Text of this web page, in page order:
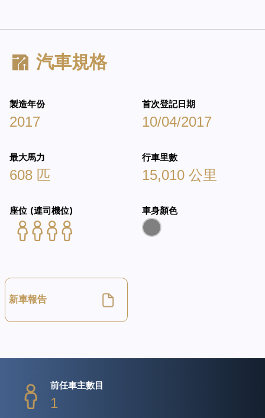
汽車規格
製造年份
2017
首次登記日期
10/04/2017
最大馬力
608 匹
行車里數
15,010 公里
座位 (連司機位) 車身顏色
新車報告
前任車主數目
1